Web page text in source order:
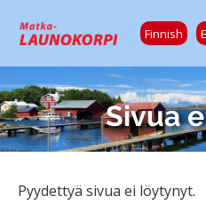
Finnish
Sivua
Pyydettyä sivua ei löytynyt.